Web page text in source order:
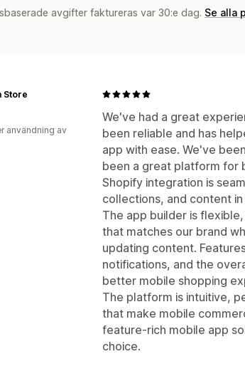
avgifter faktureras var 30:e dag. Se alla
We've had a great
been reliable and has
app with ease. We've
been a great platform for
Shopify integration is
collections, and content
The app builder is
that matches our brand
updating content.
notifications, and the
better mobile shopping
The platform is intuitive,
that make mobile
feature-rich mobile app
choice.
Store
användning av